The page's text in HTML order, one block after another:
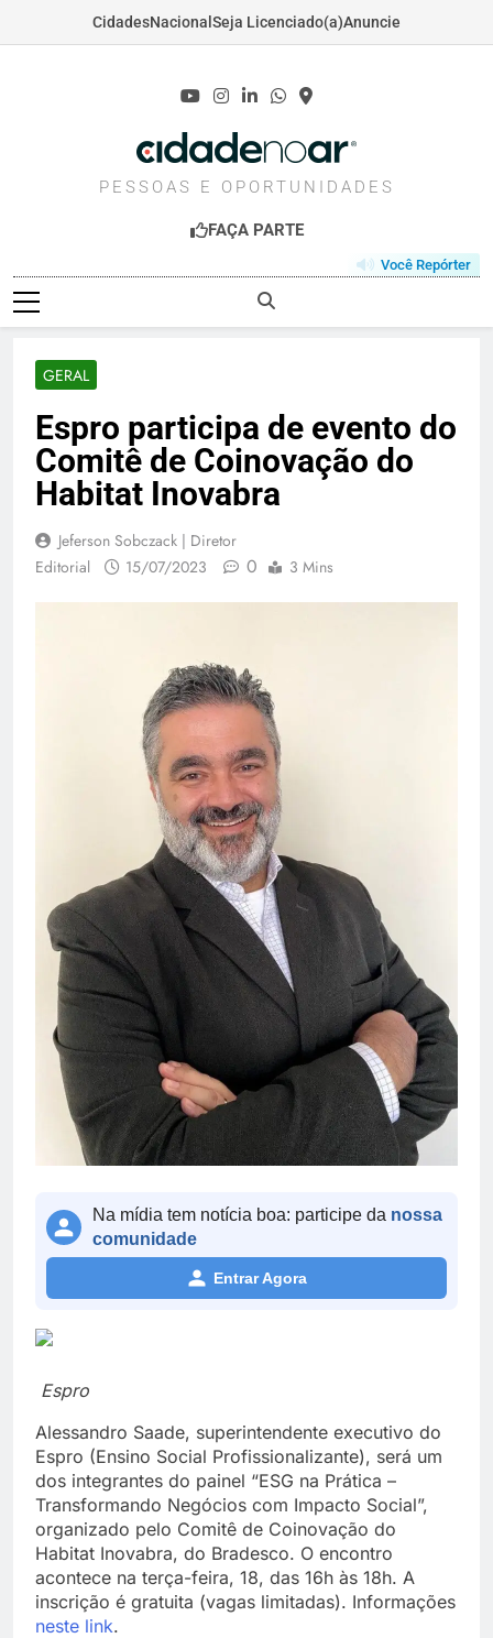
CidadesNacional Seja Licenciado(a)Anuncie
CIDADENOAR.COM
PESSOAS E OPORTUNIDADES
FAÇA PARTE
Você Repórter
GERAL
Espro participa de evento do
Comitê de Coinovação do
Habitat Inovabra
Jeferson Sobczack | Diretor
Editorial
15/07/2023 0 3 Mins
Na mídia tem notícia boa: participe da nossa
comunidade
Entrar Agora
Espro
Alessandro Saade, superintendente executivo do
Espro (Ensino Social Profissionalizante), será um
dos integrantes do painel “ESG na Prática –
Transformando Negócios com Impacto Social”,
organizado pelo Comitê de Coinovação do
Habitat Inovabra, do Bradesco. O encontro
acontece na terça-feira, 18, das 16h às 18h. A
inscrição é gratuita (vagas limitadas). Informações
neste link.